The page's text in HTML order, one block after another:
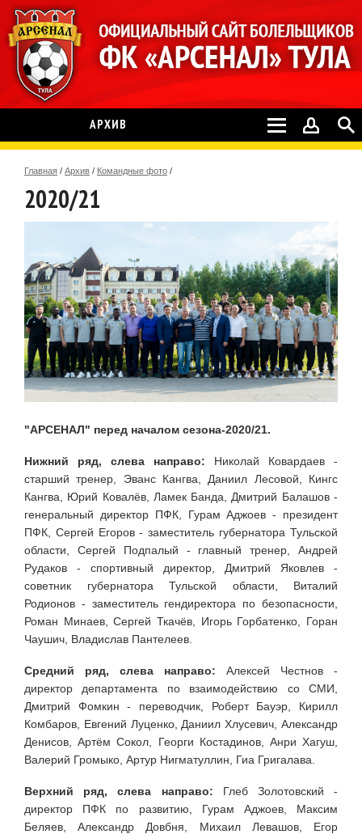
АРХИВ
Главная / Архив / Командные фото /
2020/21
"АРСЕНАЛ" перед началом сезона-2020/21.
Нижний ряд, слева направо: Николай Ковардаев -
старший тренер, Эванс Кангва, Даниил Лесовой, Кингс
Кангва, Юрий Ковалёв, Ламек Банда, Дмитрий Балашов -
генеральный директор ПФК, Гурам Аджоев - президент
ПФК, Сергей Егоров - заместитель губернатора Тульской
области, Сергей Подпалый - главный тренер, Андрей
Рудаков - спортивный директор, Дмитрий Яковлев -
советник губернатора Тульской области, Виталий
Родионов - заместитель гендиректора по безопасности,
Роман Минаев, Сергей Ткачёв, Игорь Горбатенко, Горан
Чаушич, Владислав Пантелеев.
Средний ряд, слева направо: Алексей Честнов -
директор департамента по взаимодействию со СМИ,
Дмитрий Фомкин - переводчик, Роберт Бауэр, Кирилл
Комбаров, Евгений Луценко, Даниил Хлусевич, Александр
Денисов, Артём Сокол, Георги Костадинов, Анри Хагуш,
Валерий Громыко, Артур Нигматуллин, Гиа Григалава.
Верхний ряд, слева направо: Глеб Золотовский -
директор ПФК по развитию, Гурам Аджоев, Максим
Беляев, Александр Довбня, Михаил Левашов, Егор